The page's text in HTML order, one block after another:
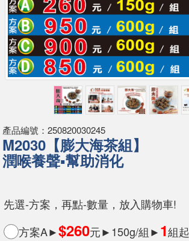
產品編號：250820030245
M2030【膨大海茶組】
潤喉養聲▪幫助消化
先選-方案，再點-數量，放入購物車!
方案A►$260元►150g/組►1組起